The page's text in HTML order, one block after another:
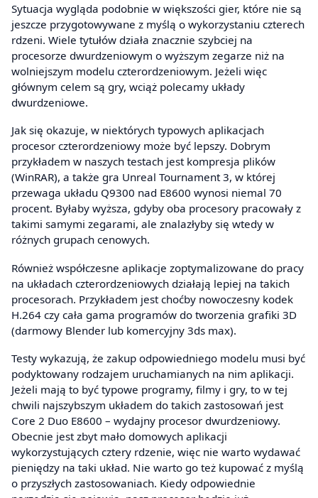
Sytuacja wygląda podobnie w większości gier, które nie są
jeszcze przygotowywane z myślą o wykorzystaniu czterech
rdzeni. Wiele tytułów działa znacznie szybciej na
procesorze dwurdzeniowym o wyższym zegarze niż na
wolniejszym modelu czterordzeniowym. Jeżeli więc
głównym celem są gry, wciąż polecamy układy
dwurdzeniowe.
Jak się okazuje, w niektórych typowych aplikacjach
procesor czterordzeniowy może być lepszy. Dobrym
przykładem w naszych testach jest kompresja plików
(WinRAR), a także gra Unreal Tournament 3, w której
przewaga układu Q9300 nad E8600 wynosi niemal 70
procent. Byłaby wyższa, gdyby oba procesory pracowały z
takimi samymi zegarami, ale znalazłyby się wtedy w
różnych grupach cenowych.
Również współczesne aplikacje zoptymalizowane do pracy
na układach czterordzeniowych działają lepiej na takich
procesorach. Przykładem jest choćby nowoczesny kodek
H.264 czy cała gama programów do tworzenia grafiki 3D
(darmowy Blender lub komercyjny 3ds max).
Testy wykazują, że zakup odpowiedniego modelu musi być
podyktowany rodzajem uruchamianych na nim aplikacji.
Jeżeli mają to być typowe programy, filmy i gry, to w tej
chwili najszybszym układem do takich zastosowań jest
Core 2 Duo E8600 – wydajny procesor dwurdzeniowy.
Obecnie jest zbyt mało domowych aplikacji
wykorzystujących cztery rdzenie, więc nie warto wydawać
pieniędzy na taki układ. Nie warto go też kupować z myślą
o przyszłych zastosowaniach. Kiedy odpowiednie